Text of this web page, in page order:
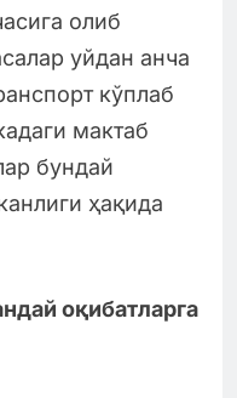
олиб
уйдан анча
кўплаб
мактаб
бундай
ҳақида
оқибатларга